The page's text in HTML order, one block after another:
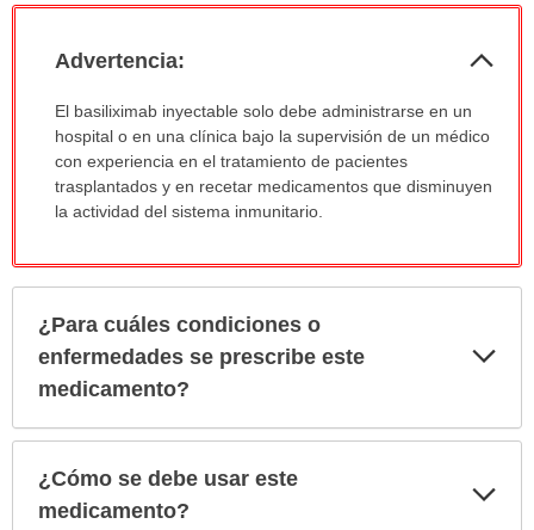
Advertencia:
Advertencia:
sido
extendido.
El basiliximab inyectable solo debe administrarse en un
hospital o en una clínica bajo la supervisión de un médico
con experiencia en el tratamiento de pacientes
trasplantados y en recetar medicamentos que disminuyen
la actividad del sistema inmunitario.
¿Para cuáles condiciones o
enfermedades se prescribe este
medicamento?
¿Cómo se debe usar este
medicamento?